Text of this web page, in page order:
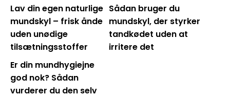
Lav din egen naturlige
mundskyl – frisk ånde
uden unødige
tilsætningsstoffer
Sådan bruger du
mundskyl, der styrker
tandkødet uden at
irritere det
Er din mundhygiejne
god nok? Sådan
vurderer du den selv